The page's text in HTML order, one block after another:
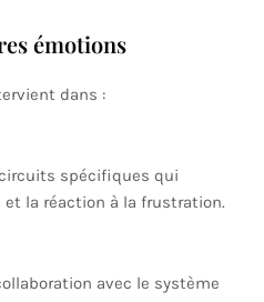
émotions
dans :
spécifiques qui
et la réaction à la frustration.
avec le système